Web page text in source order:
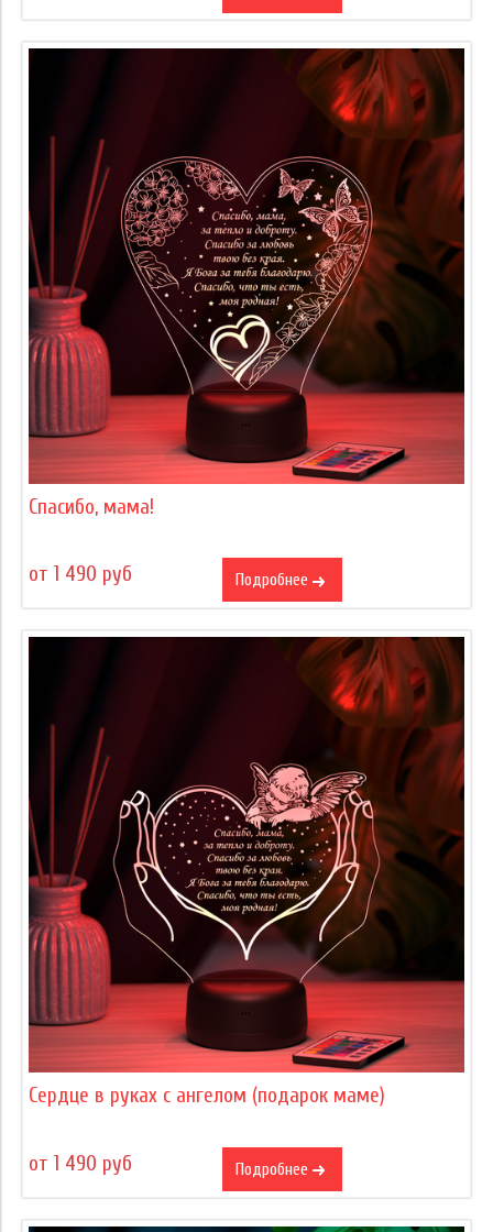
Спасибо, мама!
от 1 490 руб Подробнее
Сердце в руках с ангелом (подарок маме)
от 1 490 руб Подробнее